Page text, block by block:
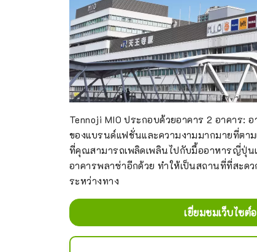
Tennoji MIO ประกอบด้วยอาคาร 2 อาคาร:
ของแบรนด์แฟชั่นและความงามมากมายที่ตา
ที่คุณสามารถเพลิดเพลินไปกับมื้ออาหารญี่ปุ่
อาคารพลาซ่าอีกด้วย ทำให้เป็นสถานที่ที่สะ
ระหว่างทาง
เยี่ยมชมเว็บไซต์